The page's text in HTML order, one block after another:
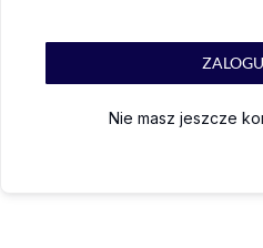
Nie masz jeszcze